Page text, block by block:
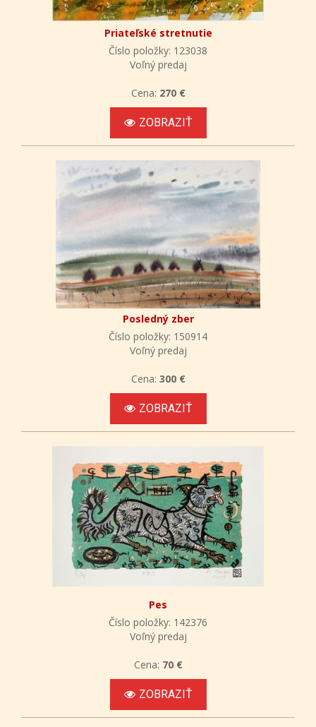
Priateľské stretnutie
Číslo položky: 123038
Voľný predaj
Cena: 270 €
ZOBRAZIŤ
Posledný zber
Číslo položky: 150914
Voľný predaj
Cena: 300 €
ZOBRAZIŤ
Pes
Číslo položky: 142376
Voľný predaj
Cena: 70 €
ZOBRAZIŤ